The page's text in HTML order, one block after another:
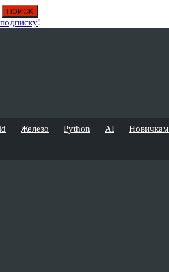
!
Железо Python AI Новичкам